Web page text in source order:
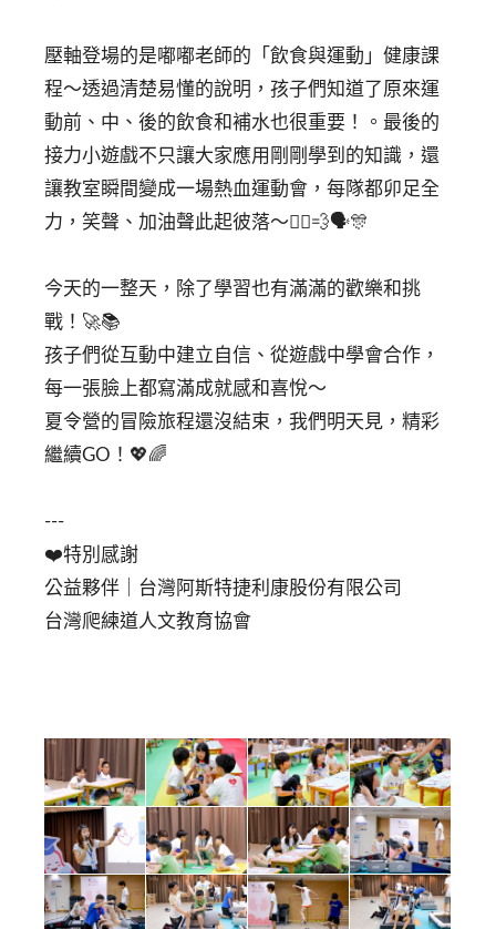
壓軸登場的是嘟嘟老師的「飲食與運動」健康課
程～透過清楚易懂的說明，孩子們知道了原來運
動前、中、後的飲食和補水也很重要！。最後的
接力小遊戲不只讓大家應用剛剛學到的知識，還
讓教室瞬間變成一場熱血運動會，每隊都卯足全
力，笑聲、加油聲此起彼落～🏃‍♂️💨🗣️🎊⁣
今天的一整天，除了學習也有滿滿的歡樂和挑
戰！🚀📚⁣
孩子們從互動中建立自信、從遊戲中學會合作，
每一張臉上都寫滿成就感和喜悅～⁣
夏令營的冒險旅程還沒結束，我們明天見，精彩
繼續GO！💖🌈⁣
---⁣⁣⁣⁣⁣
❤️特別感謝⁣⁣⁣⁣⁣⁣
公益夥伴｜台灣阿斯特捷利康股份有限公司⁣
台灣爬練道人文教育協會⁣